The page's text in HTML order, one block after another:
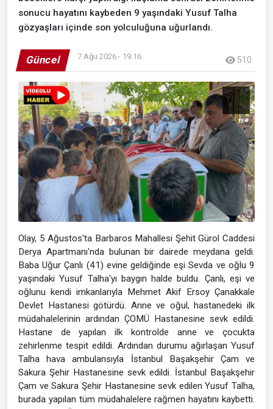
sonucu hayatını kaybeden 9 yaşındaki Yusuf Talha
gözyaşları içinde son yolculuğuna uğurlandı.
Güncel 7 Ağu 2026 - 19:16 510
Olay, 5 Ağustos'ta Barbaros Mahallesi Şehit Gürol Caddesi
Derya Apartmanı'nda bulunan bir dairede meydana geldi.
Baba Uğur Çanlı (41) evine geldiğinde eşi Sevda ve oğlu 9
yaşındaki Yusuf Talha'yı baygın halde buldu. Çanlı, eşi ve
oğlunu kendi imkanlarıyla Mehmet Akif Ersoy Çanakkale
Devlet Hastanesi götürdü. Anne ve oğul, hastanedeki ilk
müdahalelerinin ardından ÇOMÜ Hastanesine sevk edildi.
Hastane de yapılan ilk kontrolde anne ve çocukta
zehirlenme tespit edildi. Ardından durumu ağırlaşan Yusuf
Talha hava ambulansıyla İstanbul Başakşehir Çam ve
Sakura Şehir Hastanesine sevk edildi. İstanbul Başakşehir
Çam ve Sakura Şehir Hastanesine sevk edilen Yusuf Talha,
burada yapılan tüm müdahalelere rağmen hayatını kaybetti.